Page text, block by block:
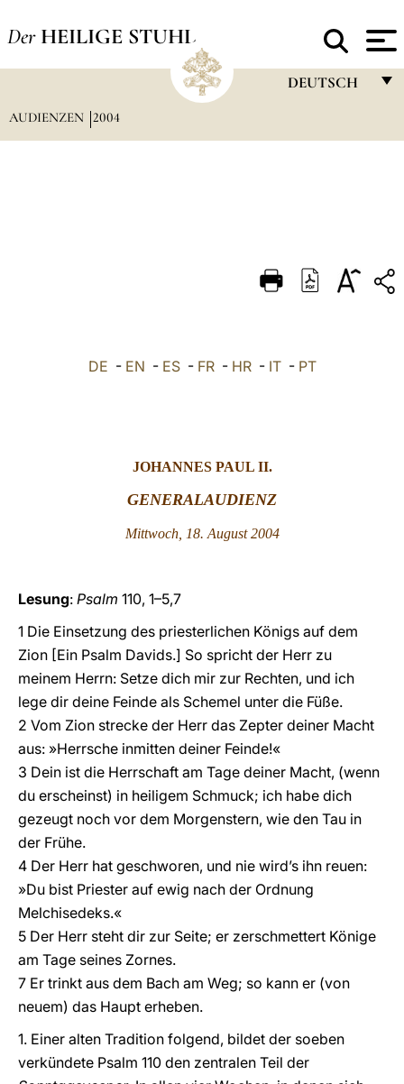
Der HEILIGE STUHL
DEUTSCH
DEUTSCH
العربيّة
AUDIENZEN 2004
DE - EN - ES- FR- HR- IT- PT
JOHANNES PAUL II.
GENERALAUDIENZ
Mittwoch, 18. August 2004
Lesung: Psalm 110, 1–5,7
1 Die Einsetzung des priesterlichen Königs auf dem
Zion [Ein Psalm Davids.] So spricht der Herr zu
meinem Herrn: Setze dich mir zur Rechten, und ich
lege dir deine Feinde als Schemel unter die Füße.
2 Vom Zion strecke der Herr das Zepter deiner Macht
aus: »Herrsche inmitten deiner Feinde!«
3 Dein ist die Herrschaft am Tage deiner Macht, (wenn
du erscheinst) in heiligem Schmuck; ich habe dich
gezeugt noch vor dem Morgenstern, wie den Tau in
der Frühe.
4 Der Herr hat geschworen, und nie wird’s ihn reuen:
»Du bist Priester auf ewig nach der Ordnung
Melchisedeks.«
5 Der Herr steht dir zur Seite; er zerschmettert Könige
am Tage seines Zornes.
7 Er trinkt aus dem Bach am Weg; so kann er (von
neuem) das Haupt erheben.
1. Einer alten Tradition folgend, bildet der soeben
verkündete Psalm 110 den zentralen Teil der